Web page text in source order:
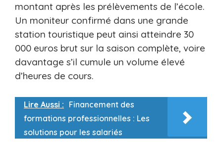
montant après les prélèvements de l’école.
Un moniteur confirmé dans une grande
station touristique peut ainsi atteindre 30
000 euros brut sur la saison complète, voire
davantage s’il cumule un volume élevé
d’heures de cours.
Lire Aussi : Financement des
formations professionnelles : Les
solutions pour les salariés